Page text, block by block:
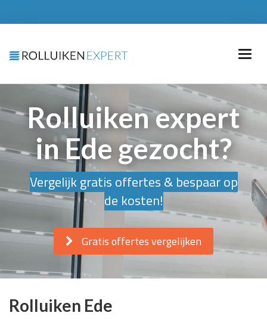
Rolluiken expert
in Ede gezocht?
Vergelijk gratis offertes & bespaar op
de kosten!
Gratis offertes vergelijken
Rolluiken Ede